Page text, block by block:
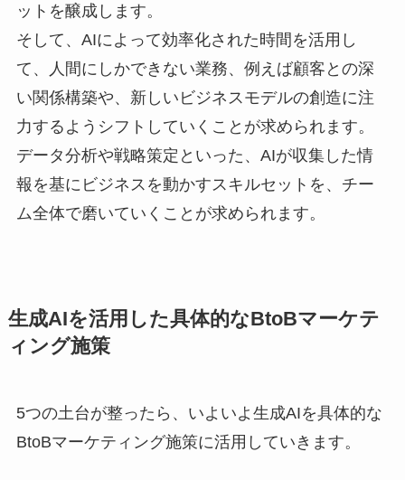
ットを醸成します。
そして、AIによって効率化された時間を活用し
て、人間にしかできない業務、例えば顧客との深
い関係構築や、新しいビジネスモデルの創造に注
力するようシフトしていくことが求められます。
データ分析や戦略策定といった、AIが収集した情
報を基にビジネスを動かすスキルセットを、チー
ム全体で磨いていくことが求められます。
生成AIを活用した具体的なBtoBマーケテ
ィング施策
5つの土台が整ったら、いよいよ生成AIを具体的な
BtoBマーケティング施策に活用していきます。